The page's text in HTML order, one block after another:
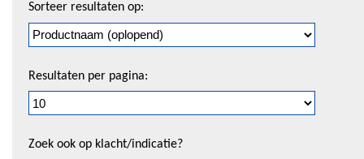
pagineren
Sorteer resultaten op:
Resultaten per pagina:
Zoek ook op klacht/indicatie?